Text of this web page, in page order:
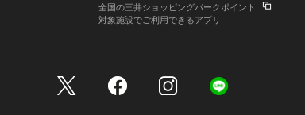
全国の三井ショッピングパークポイント
対象施設でご利用できるアプリ